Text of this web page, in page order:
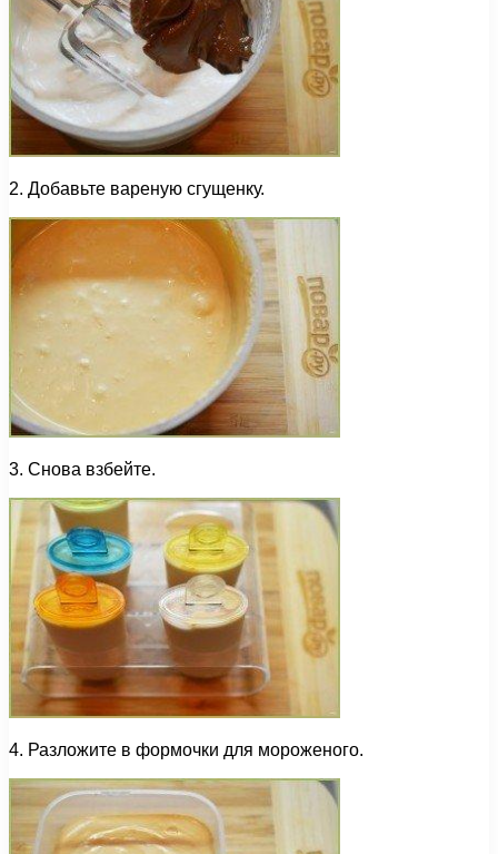
2. Добавьте вареную сгущенку.
3. Снова взбейте.
4. Разложите в формочки для мороженого.